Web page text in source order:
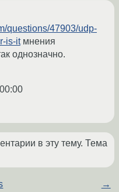
questions/47903/udp-
is-itмнения
однозначно.
в эту тему. Тема
→